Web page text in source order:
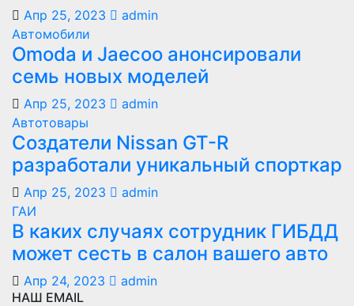
Апр 25, 2023
admin
Автомобили
Оmoda и Jaecoo анонсировали
семь новых моделей
Апр 25, 2023
admin
Автотовары
Создатели Nissan GT-R
разработали уникальный спорткар
Апр 25, 2023
admin
ГАИ
В каких случаях сотрудник ГИБДД
может сесть в салон вашего авто
Апр 24, 2023
admin
НАШ EMAIL